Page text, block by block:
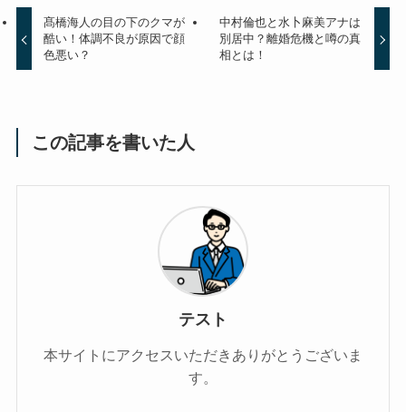
髙橋海人の目の下のクマが
酷い！体調不良が原因で顔
色悪い？
中村倫也と水卜麻美アナは
別居中？離婚危機と噂の真
相とは！
この記事を書いた人
テスト
本サイトにアクセスいただきありがとうございま
す。